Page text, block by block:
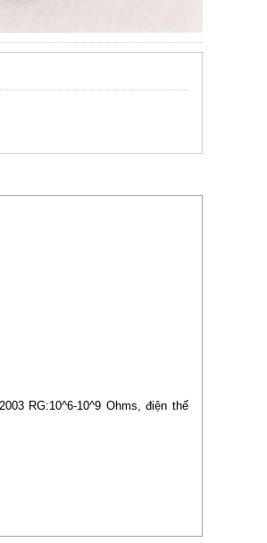
RG:10^6-10^9 Ohms, điện thế